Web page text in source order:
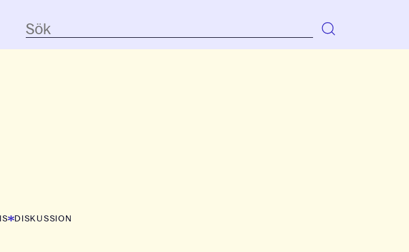
DISKUSSION